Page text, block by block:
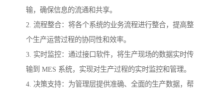
输，确保信息的流通和共享。
2. 流程整合：将各个系统的业务流程进行整合，提高整
个生产运营过程的协同性和效率。
3. 实时监控：通过接口软件，将生产现场的数据实时传
输到 MES 系统，实现对生产过程的实时监控和管理。
4. 决策支持：为管理层提供准确、全面的生产数据，帮